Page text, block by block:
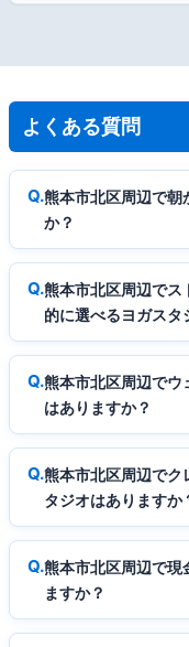
よくある質問
熊本市北区周辺で朝
か？
熊本市北区周辺でス
的に選べるヨガスタ
熊本市北区周辺でウ
はありますか？
熊本市北区周辺でク
タジオはありますか
熊本市北区周辺で現
ますか？